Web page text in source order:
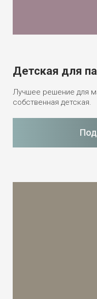
Лучшее решение для
собственная детская.
Детская для